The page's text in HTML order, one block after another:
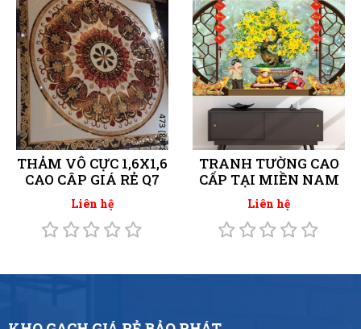
THẢM VÔ CỰC 1,6X1,6
CAO CÂP GIÁ RẺ Q7
Liên hệ
TRANH TƯỜNG CAO
CẤP TẠI MIỀN NAM
Liên hệ